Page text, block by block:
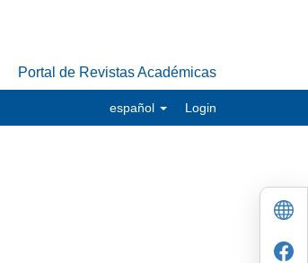
Portal de Revistas Académicas
español Login